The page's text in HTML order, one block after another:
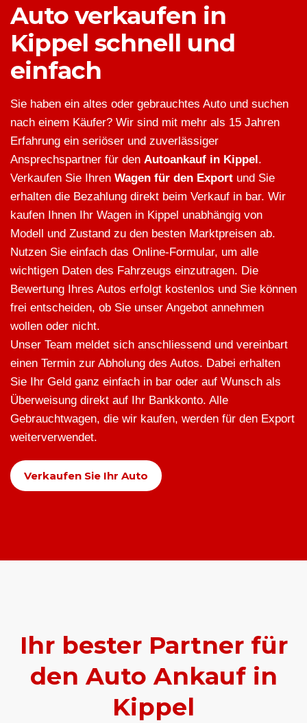
Auto verkaufen in
Kippel schnell und
einfach
Sie haben ein altes oder gebrauchtes Auto und suchen
nach einem Käufer? Wir sind mit mehr als 15 Jahren
Erfahrung ein seriöser und zuverlässiger
Ansprechspartner für den Autoankauf in Kippel.
Verkaufen Sie Ihren Wagen für den Export und Sie
erhalten die Bezahlung direkt beim Verkauf in bar. Wir
kaufen Ihnen Ihr Wagen in Kippel unabhängig von
Modell und Zustand zu den besten Marktpreisen ab.
Nutzen Sie einfach das Online-Formular, um alle
wichtigen Daten des Fahrzeugs einzutragen. Die
Bewertung Ihres Autos erfolgt kostenlos und Sie können
frei entscheiden, ob Sie unser Angebot annehmen
wollen oder nicht.
Unser Team meldet sich anschliessend und vereinbart
einen Termin zur Abholung des Autos. Dabei erhalten
Sie Ihr Geld ganz einfach in bar oder auf Wunsch als
Überweisung direkt auf Ihr Bankkonto. Alle
Gebrauchtwagen, die wir kaufen, werden für den Export
weiterverwendet.
Verkaufen Sie Ihr Auto
Ihr bester Partner für
den Auto Ankauf in
Kippel